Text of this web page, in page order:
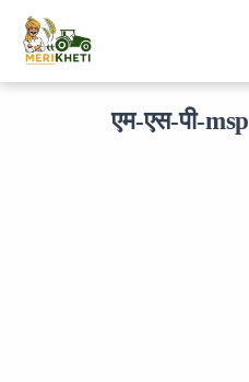
एम-एस-पी-msp